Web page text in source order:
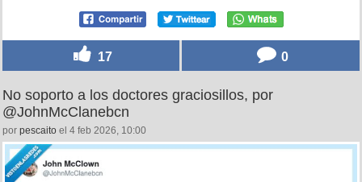
17 0
No soporto a los doctores graciosillos, por
@JohnMcClanebcn
por pescaito el 4 feb 2026, 10:00